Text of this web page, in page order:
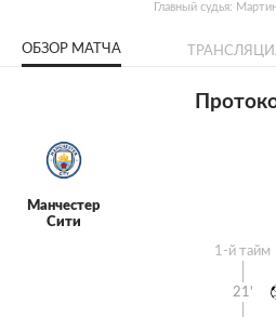
Главный судья:
ОБЗОР МАТЧА
Манчестер
Сити
1-й тайм
21'